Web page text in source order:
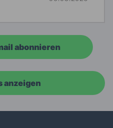
abonnieren
anzeigen